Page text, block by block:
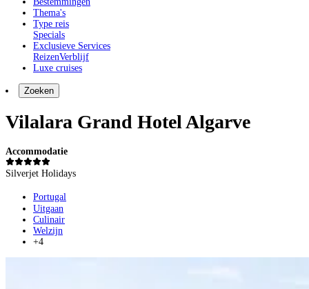
Thema's
Type reis
Specials
Exclusieve Services
ReizenVerblijf
Luxe cruises
Zoeken
Vilalara Grand Hotel Algarve
Accommodatie
Silverjet Holidays
Portugal
Uitgaan
Culinair
Welzijn
+4